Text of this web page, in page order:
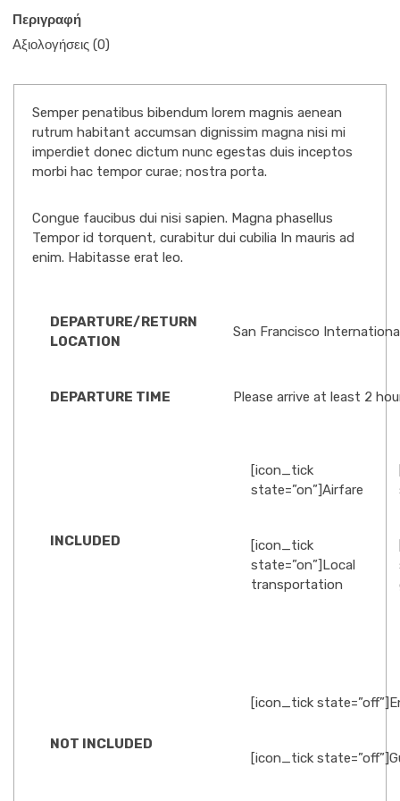
Περιγραφή
Αξιολογήσεις (0)
Semper penatibus bibendum lorem magnis aenean
rutrum habitant accumsan dignissim magna nisi mi
imperdiet donec dictum nunc egestas duis inceptos
morbi hac tempor curae; nostra porta.
Congue faucibus dui nisi sapien. Magna phasellus
Tempor id torquent, curabitur dui cubilia In mauris ad
enim. Habitasse erat leo.
DEPARTURE/RETURN
LOCATION
San Francisco
DEPARTURE TIME Please arrive at least 2
INCLUDED
[icon_tick
state=”on”]Airfare
[icon_tick
state=”on”]Local
transportation
NOT INCLUDED
[icon_tick
[icon_tick